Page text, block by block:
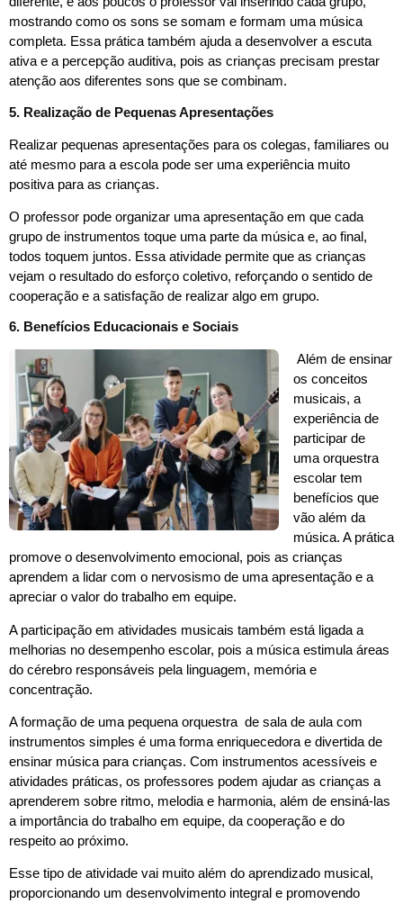
mostrando como os sons se somam e formam uma música
completa. Essa prática também ajuda a desenvolver a escuta
ativa e a percepção auditiva, pois as crianças precisam prestar
atenção aos diferentes sons que se combinam.
5. Realização de Pequenas Apresentações
Realizar pequenas apresentações para os colegas, familiares ou
até mesmo para a escola pode ser uma experiência muito
positiva para as crianças.
O professor pode organizar uma apresentação em que cada
grupo de instrumentos toque uma parte da música e, ao final,
todos toquem juntos. Essa atividade permite que as crianças
vejam o resultado do esforço coletivo, reforçando o sentido de
cooperação e a satisfação de realizar algo em grupo.
6. Benefícios Educacionais e Sociais
Além de ensinar
os conceitos
musicais, a
experiência de
participar de
uma orquestra
escolar tem
benefícios que
vão além da
música. A prática
promove o desenvolvimento emocional, pois as crianças
aprendem a lidar com o nervosismo de uma apresentação e a
apreciar o valor do trabalho em equipe.
A participação em atividades musicais também está ligada a
melhorias no desempenho escolar, pois a música estimula áreas
do cérebro responsáveis pela linguagem, memória e
concentração.
A formação de uma pequena orquestra de sala de aula com
instrumentos simples é uma forma enriquecedora e divertida de
ensinar música para crianças. Com instrumentos acessíveis e
atividades práticas, os professores podem ajudar as crianças a
aprenderem sobre ritmo, melodia e harmonia, além de ensiná-las
a importância do trabalho em equipe, da cooperação e do
respeito ao próximo.
Esse tipo de atividade vai muito além do aprendizado musical,
proporcionando um desenvolvimento integral e promovendo